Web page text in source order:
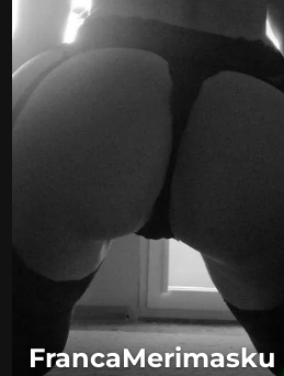
FrancaMerimasku